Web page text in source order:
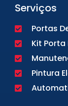
Serviços
Portas
Kit Porta
Pintura